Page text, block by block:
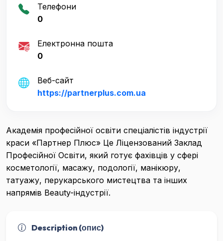
Телефони
0
Електронна пошта
0
Веб-сайт
https://partnerplus.com.ua
Академія професійної освіти спеціалістів індустрії
краси «Партнер Плюс» Це Ліцензований Заклад
Професійної Освіти, який готує фахівців у сфері
косметології, масажу, подології, манікюру,
татуажу, перукарського мистецтва та інших
напрямів Beauty-індустрії.
Description (опис)